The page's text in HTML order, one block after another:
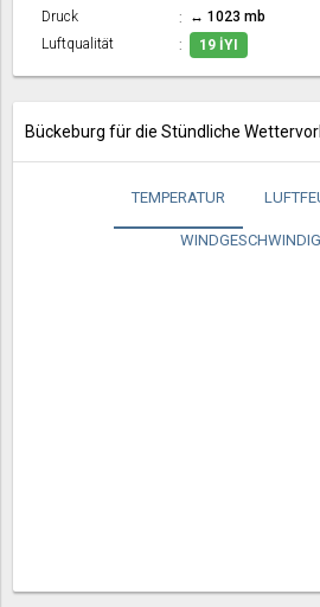
Druck
↔ 1023 mb
Luftqualität
19 İYI
Bückeburg für die Stündliche
TEMPERATUR